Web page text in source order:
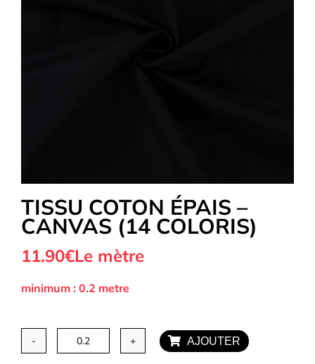
Exclusivité WEB
TISSU COTON ÉPAIS –
CANVAS (14 COLORIS)
11.90€Le mètre
minimum : 0.2 metre
quantité
AJOUTER